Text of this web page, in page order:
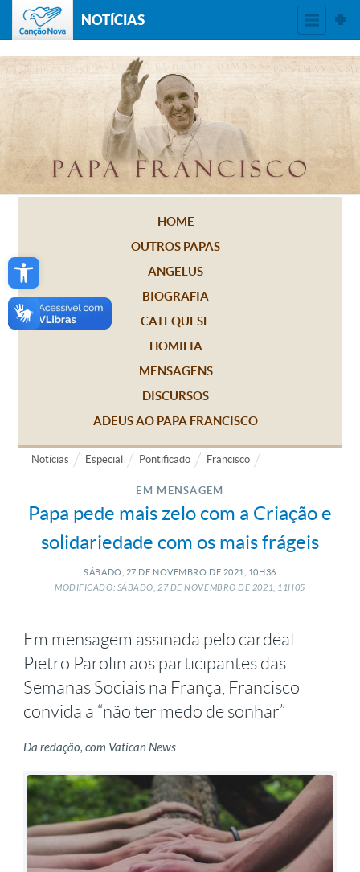
Open toolbar
NOTÍCIAS
HOME
OUTROS PAPAS
ANGELUS
BIOGRAFIA
CATEQUESE
HOMILIA
MENSAGENS
DISCURSOS
ADEUS AO PAPA FRANCISCO
Notícias Especial Pontificado Francisco
EM MENSAGEM
Papa pede mais zelo com a Criação e
solidariedade com os mais frágeis
SÁBADO, 27 DE NOVEMBRO DE 2021, 10H36
MODIFICADO: SÁBADO, 27DENOVEMBRO DE 2021, 11H05
Em mensagem assinada pelo cardeal
Pietro Parolin aos participantes das
Semanas Sociais na França, Francisco
convida a “não ter medo de sonhar”
Da redação, com Vatican News